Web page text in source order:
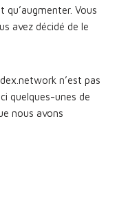
Vous
avez décidé de le
n’est pas
quelques-unes de
nous avons